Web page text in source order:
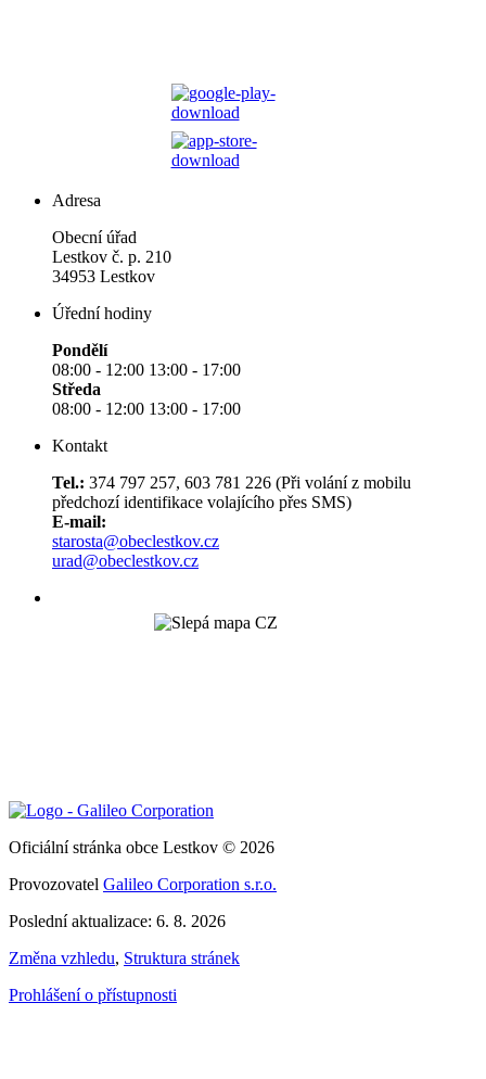
Adresa
Obecní úřad
Lestkov č. p. 210
34953 Lestkov
Úřední hodiny
Pondělí
08:00 - 12:00 13:00 - 17:00
Středa
08:00 - 12:00 13:00 - 17:00
Kontakt
Tel.: 374 797 257, 603 781 226 (Při volání z mobilu
předchozí identifikace volajícího přes SMS)
E-mail:
starosta@obeclestkov.cz
urad@obeclestkov.cz
Oficiální stránka obce Lestkov © 2026
Provozovatel Galileo Corporation s.r.o.
Poslední aktualizace: 6. 8. 2026
Změna vzhledu, Struktura stránek
Prohlášení o přístupnosti